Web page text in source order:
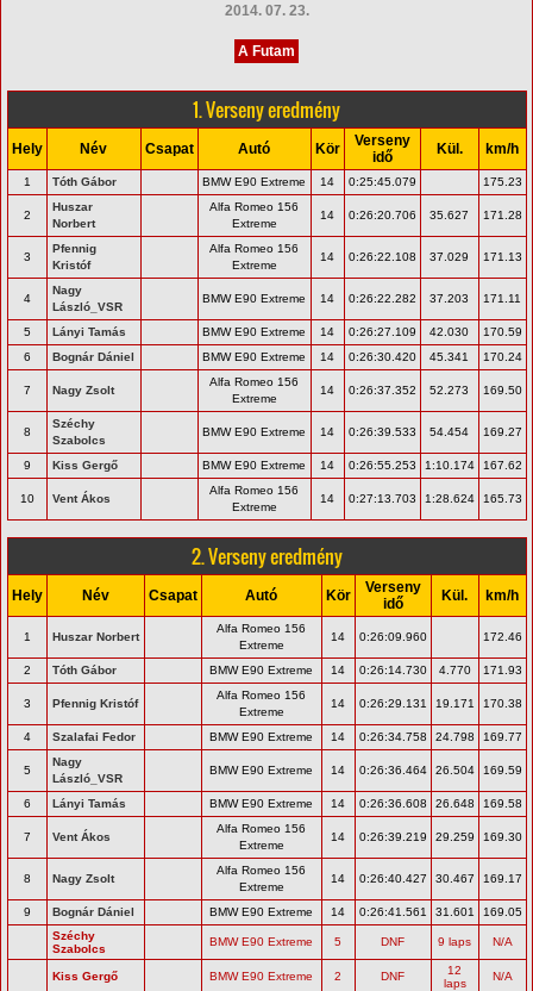
2014. 07. 23.
A Futam
1. Verseny eredmény
Hely Név Csapat Autó Kör
Verseny
idő
Kül. km/h
1 Tóth Gábor BMW E90 Extreme 14 0:25:45.079 175.23
2
Huszar
Norbert
Alfa Romeo 156
Extreme
14 0:26:20.706 35.627 171.28
3
Pfennig
Kristóf
Alfa Romeo 156
Extreme
14 0:26:22.108 37.029 171.13
4
Nagy
László_VSR
BMW E90 Extreme 14 0:26:22.282 37.203 171.11
5 Lányi Tamás BMW E90 Extreme 14 0:26:27.109 42.030
170.59
6
Bognár Dániel BMW E90 Extreme 14 0:26:30.420 45.341 170.24
7 Nagy Zsolt
Alfa Romeo 156
Extreme
14 0:26:37.352 52.273 169.50
8
Széchy
Szabolcs
BMW E90 Extreme 14 0:26:39.533 54.454 169.27
9 Kiss Gergő BMW E90 Extreme 14 0:26:55.253 1:10.174 167.62
10 Vent Ákos
Alfa Romeo 156
Extreme
14 0:27:13.703 1:28.624 165.73
2. Verseny eredmény
Hely Név Csapat Autó Kör
Verseny
idő
Kül. km/h
1 Huszar Norbert
Alfa Romeo 156
Extreme
14 0:26:09.960 172.46
2 Tóth Gábor BMW E90 Extreme 14 0:26:14.730 4.770 171.93
3 Pfennig Kristóf
Alfa Romeo 156
Extreme
14 0:26:29.131 19.171 170.38
4 Szalafai Fedor BMW E90 Extreme 14 0:26:34.758 24.798 169.77
5
Nagy
László_VSR
BMW E90 Extreme 14 0:26:36.464 26.504 169.59
6 Lányi Tamás BMW E90 Extreme 14 0:26:36.608 26.648 169.58
7 Vent Ákos
Alfa Romeo 156
Extreme
14 0:26:39.219 29.259 169.30
8 Nagy Zsolt
Alfa Romeo 156
Extreme
14 0:26:40.427 30.467 169.17
9 Bognár Dániel BMW E90 Extreme 14 0:26:41.561 31.601
169.05
Széchy
Szabolcs
BMW E90 Extreme 5 DNF 9 laps N/A
Kiss Gergő BMW E90 Extreme 2 DNF
12
laps
N/A